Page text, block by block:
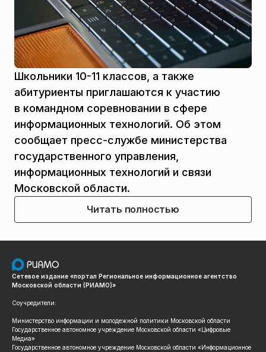
Школьники 10-11 классов, а также
абитуриенты приглашаются к участию
в командном соревновании в сфере
информационных технологий. Об этом
сообщает пресс-службе министерства
государственного управления,
информационных технологий и связи
Московской области.
Читать полностью
Сетевое издание «портал Региональное информационное агентство
Московской области (РИАМО)»
Соучредители:
Министерство информации и молодежной политики Московской области
Государственное автономное учреждение Московской области «Цифровые
Медиа»
Государственное автономное учреждение Московской области «Информационное